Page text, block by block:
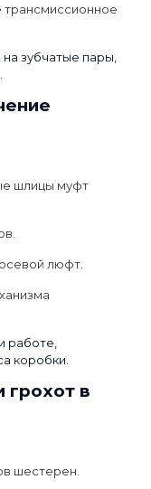
трансмиссионное
зубчатые пары,
шлицы муфт
люфт.
работе,
коробки.
в
шестерен.